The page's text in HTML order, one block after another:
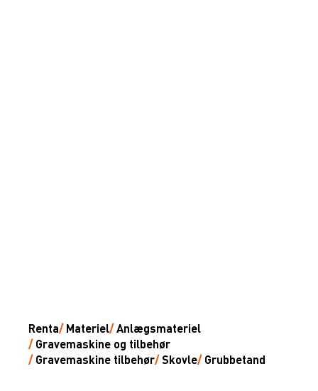
Renta/ Materiel/Anlægsmateriel
/ Gravemaskine og tilbehør
/ Gravemaskine tilbehør/Skovle/ Grubbetand